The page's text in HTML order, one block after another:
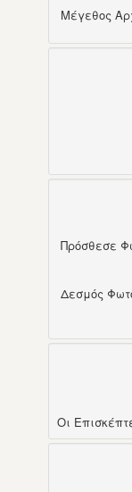
Μέγεθος
Πρόσθεσε
Δεσμός
Οι